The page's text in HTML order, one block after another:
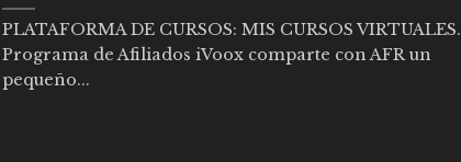
PLATAFORMA DE CURSOS: MIS CURSOS VIRTUALES.
Programa de Afiliados iVoox comparte con AFR un
pequeño...